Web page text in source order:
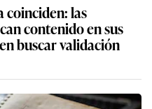
coinciden: las
contenido en sus
buscar validación